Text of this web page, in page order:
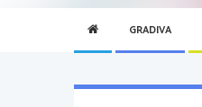
GRADIVA